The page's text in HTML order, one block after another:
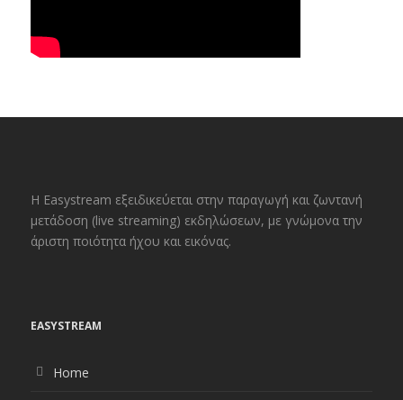
H Easystream εξειδικεύεται στην παραγωγή και ζωντανή
μετάδοση (live streaming) εκδηλώσεων, με γνώμονα την
άριστη ποιότητα ήχου και εικόνας.
EASYSTREAM
Home